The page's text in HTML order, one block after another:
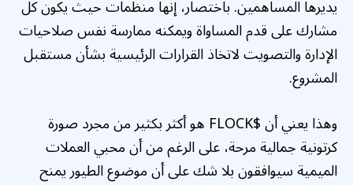
يديرها المساهمين. باختصار، إنها منظمات حيث يكون كل
مشارك على قدم المساواة ويمكنه ممارسة نفس صلاحيات
الإدارة والتصويت لاتخاذ القرارات الرئيسية بشأن مستقبل
المشروع.
وهذا يعني أن $FLOCK هو أكثر بكثير من مجرد صورة
كرتونية جمالية مرحة، على الرغم من أن محبي العملات
الميمية سيوافقون بلا شك على أن موضوع الطيور يمنح